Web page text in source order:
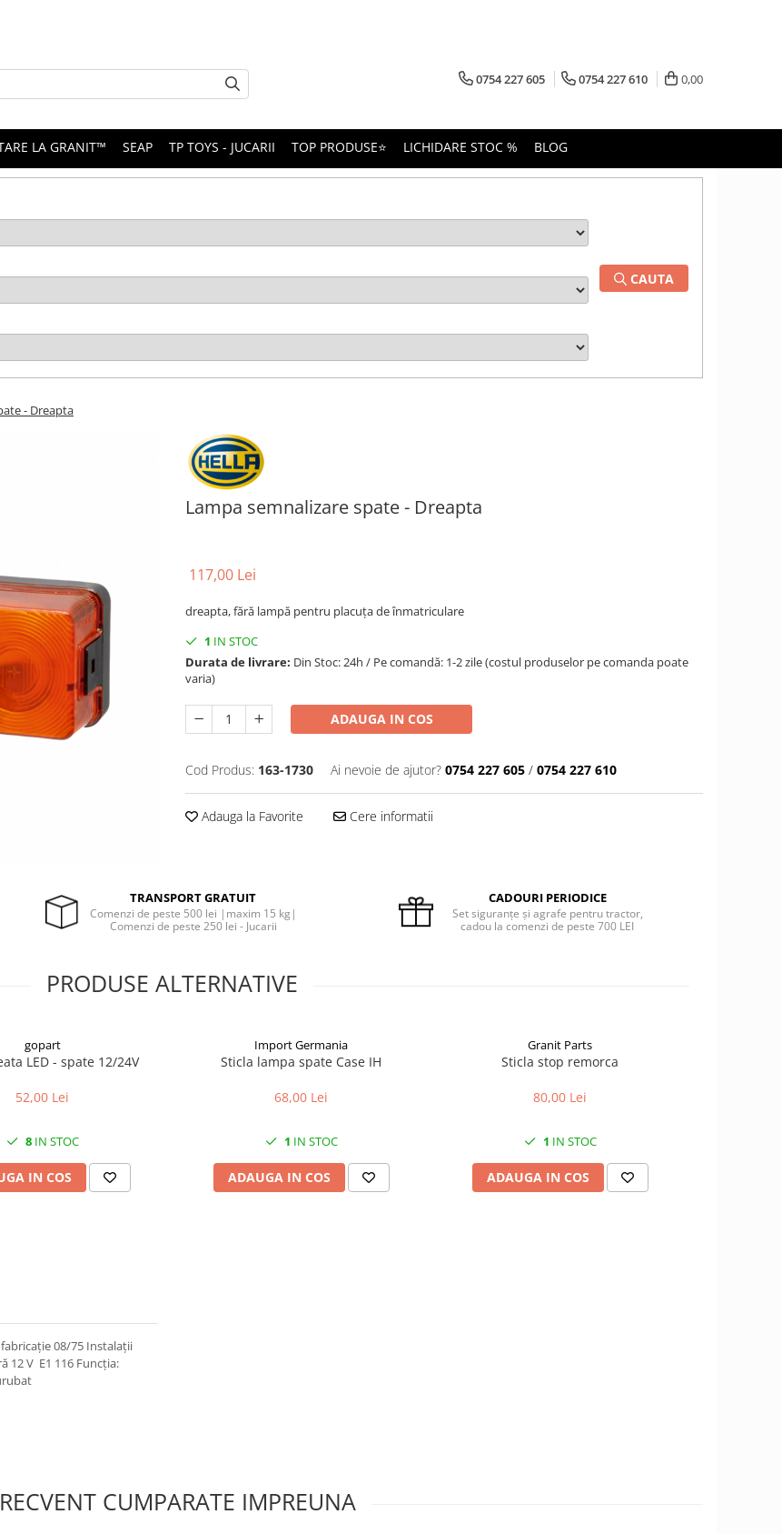
0754 227 605 0754 227 610 0,00
LA GRANIT™ SEAP TP TOYS - JUCARII TOP PRODUSE⭐ LICHIDARE STOC % BLOG
CAUTA
- Dreapta
Lampa semnalizare spate - Dreapta
117,00 Lei
dreapta, fără lampă pentru placuța de înmatriculare
1 IN STOC
Durata de livrare: Din Stoc: 24h / Pe comandă: 1-2 zile (costul produselor pe comanda poate
varia)
ADAUGA IN COS
Cod Produs: 163-1730 Ai nevoie de ajutor? 0754 227 605 / 0754 227 610
Adauga la Favorite Cere informatii
TRANSPORT GRATUIT
Comenzi de peste 500 lei |maxim 15 kg|
Comenzi de peste 250 lei - Jucarii
CADOURI PERIODICE
Set siguranțe și agrafe pentru tractor,
cadou la comenzi de peste 700 LEI
PRODUSE ALTERNATIVE
gopart
LED - spate 12/24V
52,00 Lei
8IN STOC
IN COS
Import Germania
Sticla lampa spate Case IH
68,00 Lei
1 IN STOC
ADAUGA IN COS
Granit Parts
Sticla stop remorca
80,00 Lei
1 IN STOC
ADAUGA IN COS
fabricație 08/75 Instalații
12 V E1 116 Funcția:
CUMPARATE IMPREUNA